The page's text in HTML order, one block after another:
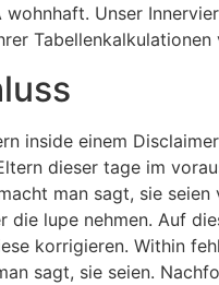
Unser
inside einem
dieser tage im
man sagt, sie
die lupe nehmen. Auf
korrigieren. Within
sagt, sie seien.